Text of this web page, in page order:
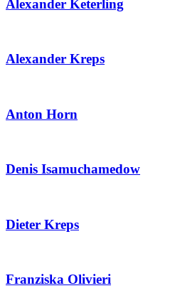
Alexander Keterling
Alexander Kreps
Anton Horn
Denis Isamuchamedow
Dieter Kreps
Franziska Olivieri